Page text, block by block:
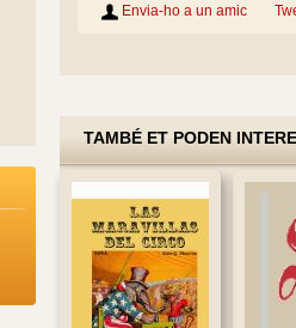
Envia-ho a un amic
TAMBÉ ET PODEN